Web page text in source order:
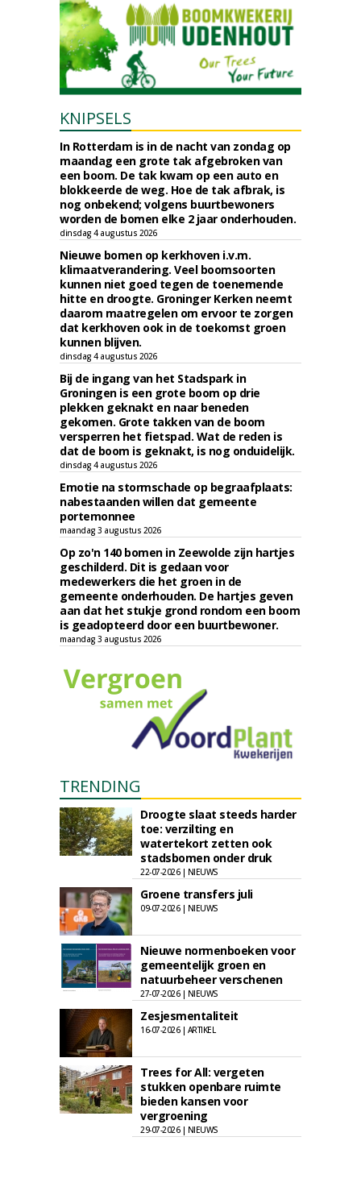
KNIPSELS
In Rotterdam is in de nacht van zondag op
maandag een grote tak afgebroken van
een boom. De tak kwam op een auto en
blokkeerde de weg. Hoe de tak afbrak, is
nog onbekend; volgens buurtbewoners
worden de bomen elke 2 jaar onderhouden.
dinsdag 4 augustus 2026
Nieuwe bomen op kerkhoven i.v.m.
klimaatverandering. Veel boomsoorten
kunnen niet goed tegen de toenemende
hitte en droogte. Groninger Kerken neemt
daarom maatregelen om ervoor te zorgen
dat kerkhoven ook in de toekomst groen
kunnen blijven.
dinsdag 4 augustus 2026
Bij de ingang van het Stadspark in
Groningen is een grote boom op drie
plekken geknakt en naar beneden
gekomen. Grote takken van de boom
versperren het fietspad. Wat de reden is
dat de boom is geknakt, is nog onduidelijk.
dinsdag 4 augustus 2026
Emotie na stormschade op begraafplaats:
nabestaanden willen dat gemeente
portemonnee
maandag 3 augustus 2026
Op zo'n 140 bomen in Zeewolde zijn hartjes
geschilderd. Dit is gedaan voor
medewerkers die het groen in de
gemeente onderhouden. De hartjes geven
aan dat het stukje grond rondom een boom
is geadopteerd door een buurtbewoner.
maandag 3 augustus 2026
TRENDING
Droogte slaat steeds harder
toe: verzilting en
watertekort zetten ook
stadsbomen onder druk
22-07-2026 | NIEUWS
Groene transfers juli
09-07-2026 | NIEUWS
Nieuwe normenboeken voor
gemeentelijk groen en
natuurbeheer verschenen
27-07-2026 | NIEUWS
Zesjesmentaliteit
16-07-2026 | ARTIKEL
Trees for All: vergeten
stukken openbare ruimte
bieden kansen voor
vergroening
29-07-2026 | NIEUWS